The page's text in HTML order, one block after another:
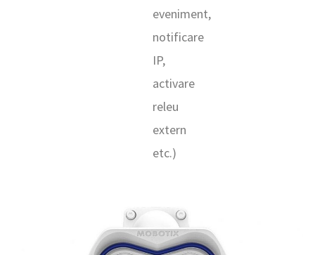
eveniment,
notificare
IP,
activare
releu
extern
etc.)